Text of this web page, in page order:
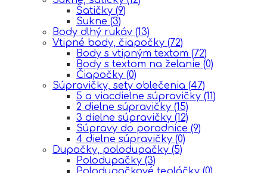
Šatičky (9)
Sukne (3)
Body dlhý rukáv (13)
Vtipné body, čiapočky (72)
Body s vtipným textom (72)
Body s textom na želanie (0)
Čiapočky (0)
Súpravičky, sety oblečenia (47)
5 a viacdielne súpravičky (11)
2 dielne súpravičky (15)
3 dielne súpravičky (12)
Súpravy do porodnice (9)
4 dielne súpravičky (0)
Dupačky, polodupačky (5)
Polodupačky (3)